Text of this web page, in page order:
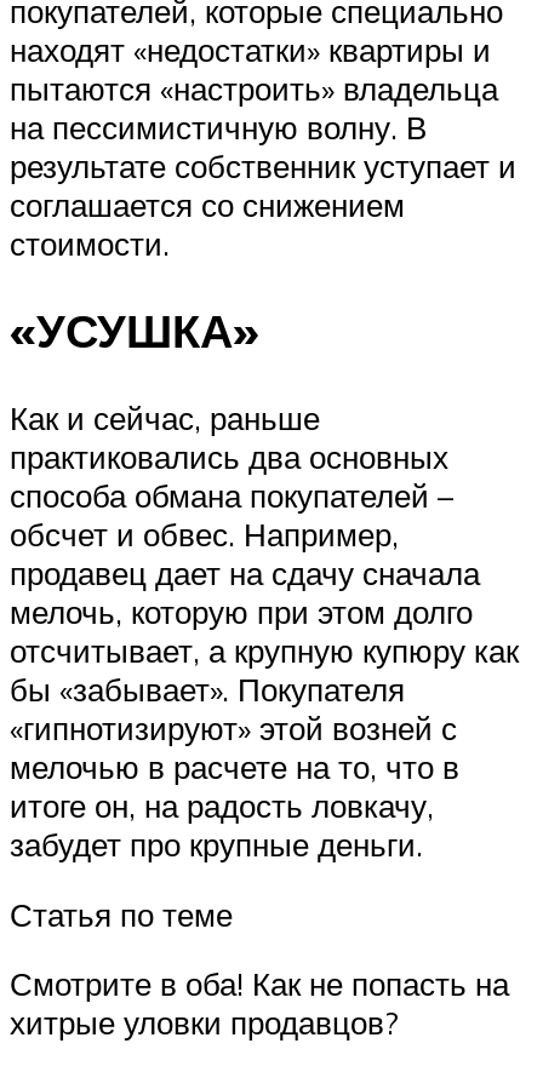
покупателей, которые специально
находят «недостатки» квартиры и
пытаются «настроить» владельца
на пессимистичную волну. В
результате собственник уступает и
соглашается со снижением
стоимости.
«УСУШКА»
Как и сейчас, раньше
практиковались два основных
способа обмана покупателей –
обсчет и обвес. Например,
продавец дает на сдачу сначала
мелочь, которую при этом долго
отсчитывает, а крупную купюру как
бы «забывает». Покупателя
«гипнотизируют» этой возней с
мелочью в расчете на то, что в
итоге он, на радость ловкачу,
забудет про крупные деньги.
Статья по теме
Смотрите в оба! Как не попасть на
хитрые уловки продавцов?